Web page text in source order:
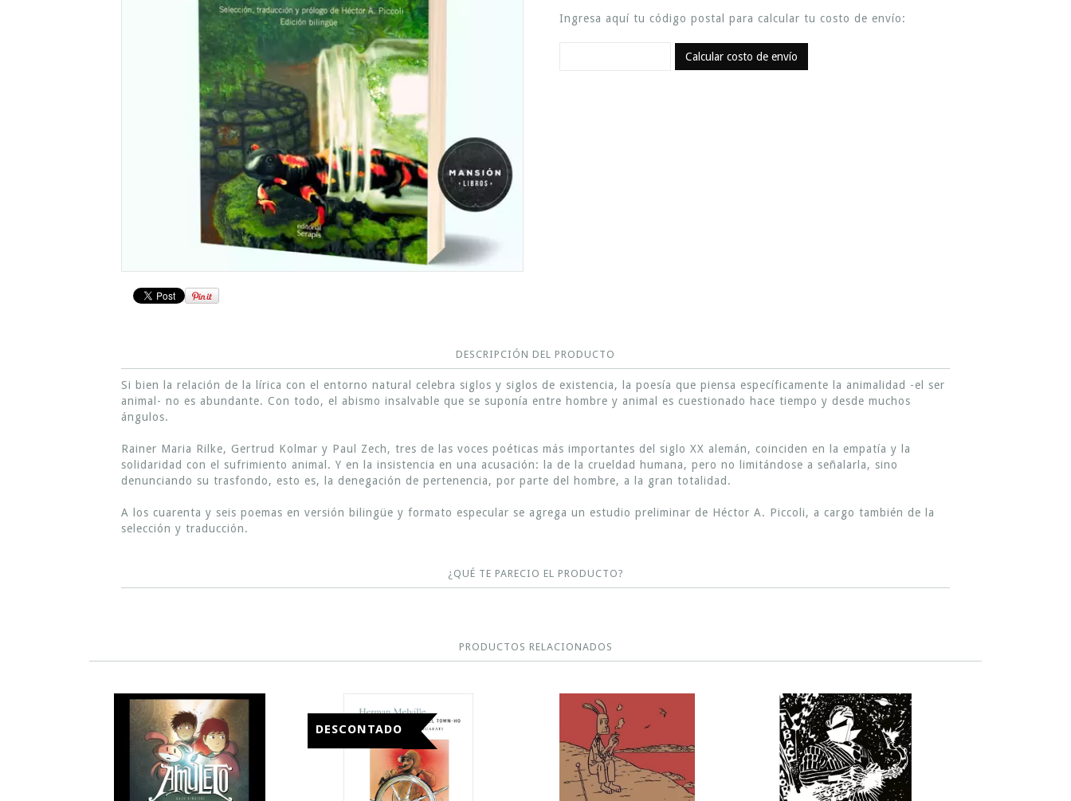
Ingresa aquí tu código postal para calcular tu costo de envío:
Calcular costo de envío
DESCRIPCIÓN DEL PRODUCTO
Si bien la relación de la lírica con el entorno natural celebra siglos y siglos de existencia, la poesía que piensa específicamente la animalidad -el ser
animal- no es abundante. Con todo, el abismo insalvable que se suponía entre hombre y animal es cuestionado hace tiempo y desde muchos
ángulos.
Rainer Maria Rilke, Gertrud Kolmar y Paul Zech, tres de las voces poéticas más importantes del siglo XX alemán, coinciden en la empatía y la
solidaridad con el sufrimiento animal. Y en la insistencia en una acusación: la de la crueldad humana, pero no limitándose a señalarla, sino
denunciando su trasfondo, esto es, la denegación de pertenencia, por parte del hombre, a la gran totalidad.
A los cuarenta y seis poemas en versión bilingüe y formato especular se agrega un estudio preliminar de Héctor A. Piccoli, a cargo también de la
selección y traducción.
¿QUÉ TE PARECIO EL PRODUCTO?
PRODUCTOS RELACIONADOS
DESCONTADO